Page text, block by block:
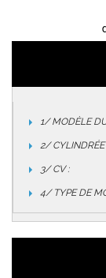
1/ MODÈLE
2/ CYLINDRÉE
3/ CV :
4/ TYPE DE